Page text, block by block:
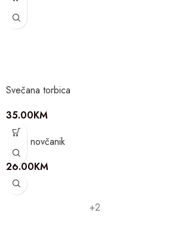
Svečana torbica
35.00KM
Kožni novčanik
26.00KM
+2